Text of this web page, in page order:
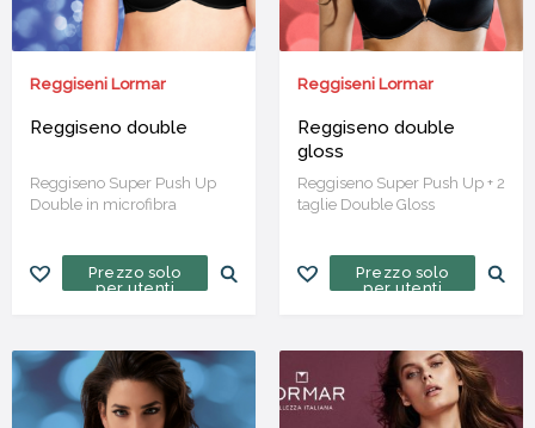
Reggiseni Lormar
Reggiseno double
Reggiseno Super Push Up
Double in microfibra
Prezzo solo
per utenti
Reggiseni Lormar
Reggiseno double
gloss
Reggiseno Super Push Up + 2
taglie Double Gloss
Prezzo solo
per utenti